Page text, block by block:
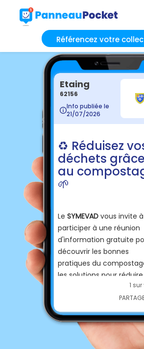
Référencez votre
Etaing
62156
Info publiée le
21/07/2026
♻️ Réduisez
déchets grâce
au
🌱
Le SYMEVAD vous invite à
participer à une réunion
d'information gratuite
découvrir les bonnes
pratiques du
les solutions pour
déchets au quotidien.
📍Prochaines réunions à
proximité d'Étaing :
Tortequesne
1 sur